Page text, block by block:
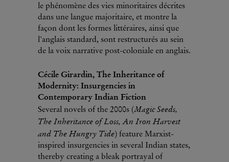
le phénomène des vies minoritaires décrites
dans une langue majoritaire, et montre la
façon dont les formes littéraires, ainsi que
l'anglais standard, sont restructurés au sein
de la voix narrative post-coloniale en anglais.
Cécile Girardin, The Inheritance of
Modernity: Insurgencies in
Contemporary Indian Fiction
Several novels of the 2000s (Magic Seeds,
The Inheritance of Loss, An Iron Harvest
and The Hungry Tide) feature Marxist-
inspired insurgencies in several Indian states,
thereby creating a bleak portrayal of